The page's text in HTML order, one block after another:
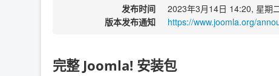
发布时间
2023年3月14日 14:20, 星期
版本发布通知
https://www.joomla.org/
完整 Joomla! 安装包